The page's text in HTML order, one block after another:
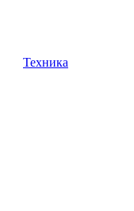
Техника